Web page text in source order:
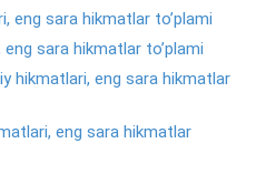
eng sara hikmatlar to’plami
sara hikmatlar to’plami
hikmatlari, eng sara hikmatlar
eng sara hikmatlar